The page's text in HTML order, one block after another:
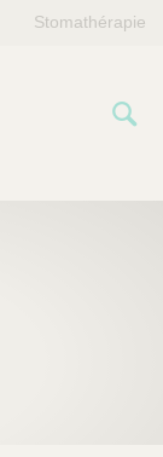
Stomathérapie